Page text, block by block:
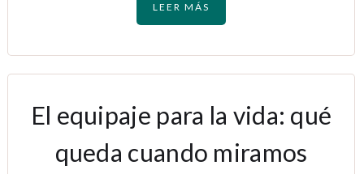
LEER MÁS
El equipaje para la vida: qué
queda cuando miramos